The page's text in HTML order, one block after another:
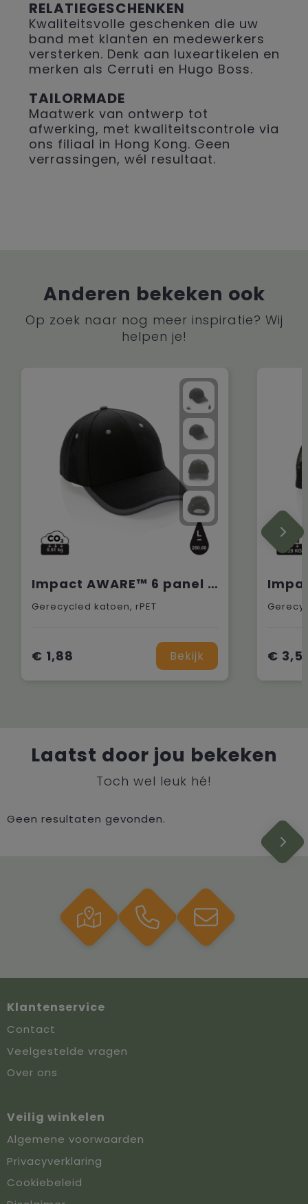
RELATIEGESCHENKEN
Kwaliteitsvolle geschenken die uw
band met klanten en medewerkers
versterken. Denk aan luxeartikelen en
merken als Cerruti en Hugo Boss.
TAILORMADE
Maatwerk van ontwerp tot
afwerking, met kwaliteitscontrole via
ons filiaal in Hong Kong. Geen
verrassingen, wél resultaat.
Anderen bekeken ook
Op zoek naar nog meer inspiratie? Wij
helpen je!
Impact AWARE™ 6 panel 280gr recycled katoen cap met bies
Gerecycled katoen, rPET
€ 1,88 Bekijk €
Laatst door jou bekeken
Toch wel leuk hé!
Geen resultaten gevonden.
Klantenservice
Contact
Veelgestelde vragen
Over ons
Veilig winkelen
Algemene voorwaarden
Privacyverklaring
Cookiebeleid